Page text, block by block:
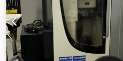
200 mm gyorsmenet: 30 m / perc
2670 mm Nem vállalunk
helyességéért, teljességéért és
Uofx Agnjf